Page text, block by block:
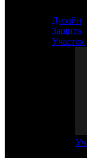
Дизайн
Защита
Участок